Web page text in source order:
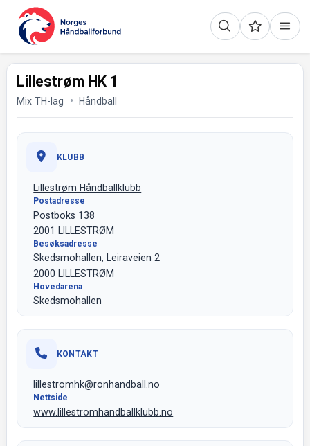
Lillestrøm HK 1
Mix TH-lag Håndball
KLUBB
Lillestrøm Håndballklubb
Postadresse
Postboks 138
2001 LILLESTRØM
Besøksadresse
Skedsmohallen, Leiraveien 2
2000 LILLESTRØM
Hovedarena
Skedsmohallen
KONTAKT
lillestromhk@ronhandball.no
Nettside
www.lillestromhandballklubb.no